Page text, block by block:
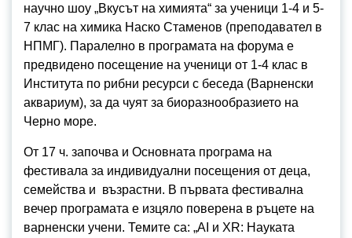
научно шоу „Вкусът на химията“ за ученици 1-4 и 5-
7 клас на химика Наско Стаменов (преподавател в
НПМГ). Паралелно в програмата на форума е
предвидено посещение на ученици от 1-4 клас в
Института по рибни ресурси с беседа (Варненски
аквариум), за да чуят за биоразнообразието на
Черно море.
От 17 ч. започва и Основната програма на
фестивала за индивидуални посещения от деца,
семейства и възрастни. В първата фестивална
вечер програмата е изцяло поверена в ръцете на
варненски учени. Темите са: „AI и XR: Науката